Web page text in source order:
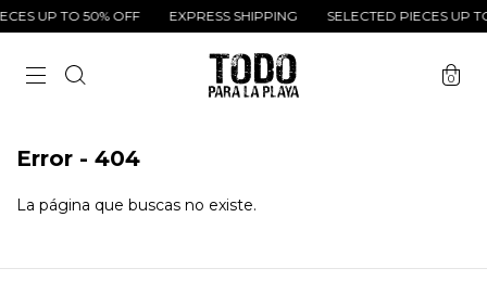
UP TO 50% OFF EXPRESS SHIPPING SELECTED PIECES UP
0
Error - 404
La página que buscas no existe.